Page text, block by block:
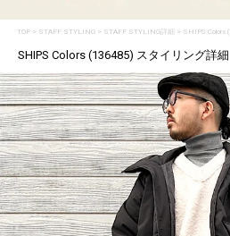
TOP> STAFF STYLING> STAFF STYLING詳細 > SHIPS Colors
SHIPS Colors (136485) スタイリング詳細